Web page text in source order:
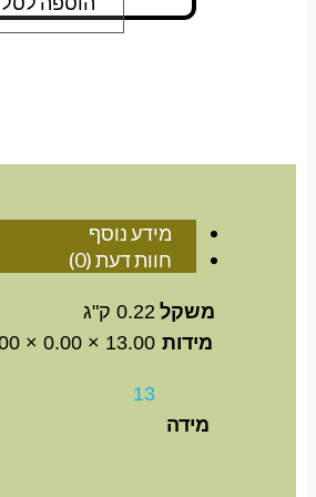
מידע נוסף
חוות דעת (0)
משקל 0.22 ק"ג
מידות 13.00 × 0.00 × 0.00 סנטימטרים
מידה
13